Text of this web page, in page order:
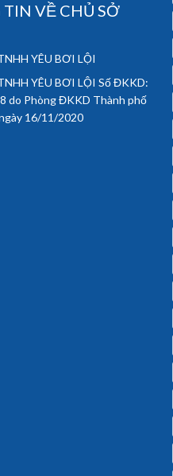
VỀ CHỦ SỞ
YÊU BƠI LỘI
YÊU BƠI LỘI Số ĐKKD:
do Phòng ĐKKD Thành phố
16/11/2020